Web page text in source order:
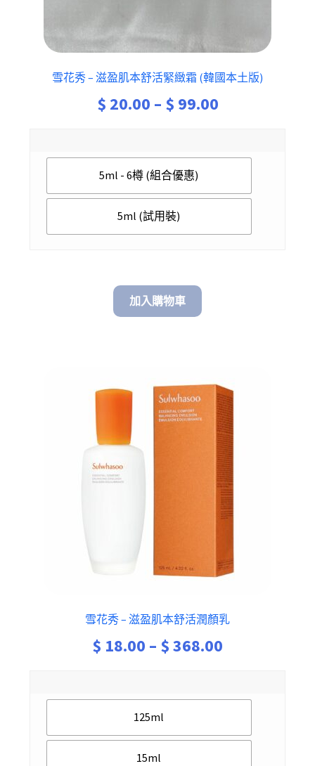
雪花秀 – 滋盈肌本舒活緊緻霜 (韓國本土版)
$ 20.00 – $ 99.00Price
$ 20.00
5ml - 6樽 (組合優惠)
5ml (試用裝)
加入購物車
雪花秀 – 滋盈肌本舒活潤顏乳
$ 18.00 – $368.00
$ 18.00
125ml
15ml